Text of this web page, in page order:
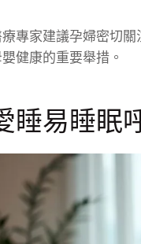
專家建議孕婦密切
健康的重要舉措。
睡易睡眠